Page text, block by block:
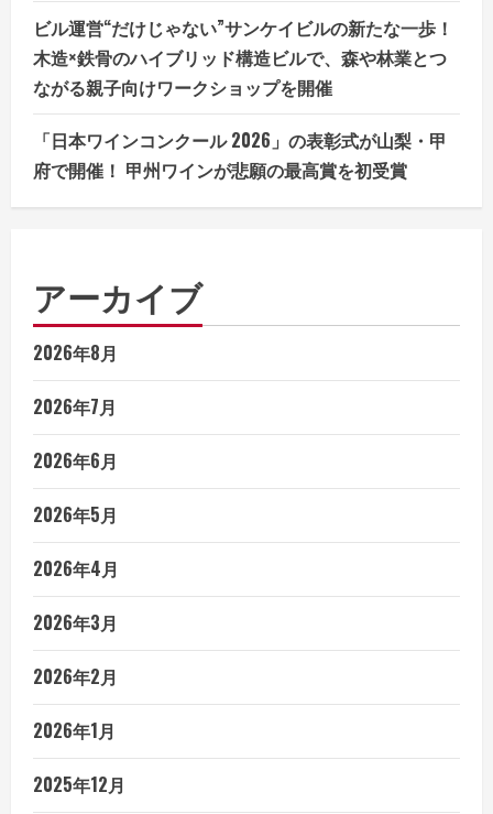
ビル運営“だけじゃない”サンケイビルの新たな一歩！
木造×鉄骨のハイブリッド構造ビルで、森や林業とつ
ながる親子向けワークショップを開催
「日本ワインコンクール 2026」の表彰式が山梨・甲
府で開催！ 甲州ワインが悲願の最高賞を初受賞
アーカイブ
2026年8月
2026年7月
2026年6月
2026年5月
2026年4月
2026年3月
2026年2月
2026年1月
2025年12月